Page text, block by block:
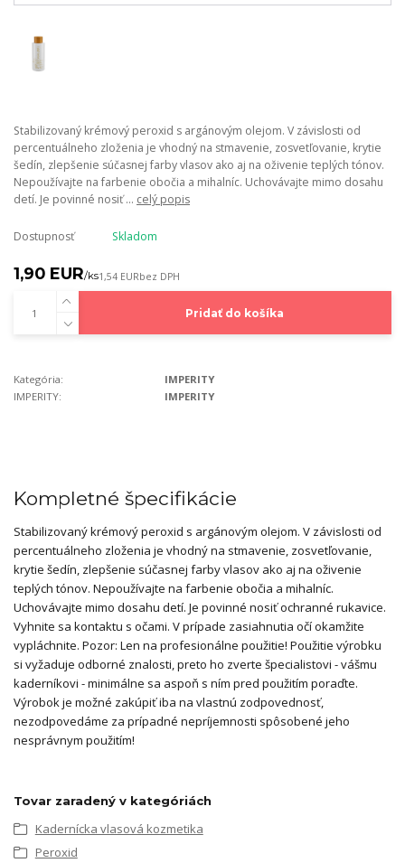
Stabilizovaný krémový peroxid s argánovým olejom. V závislosti od
percentuálneho zloženia je vhodný na stmavenie, zosvetľovanie, krytie
šedín, zlepšenie súčasnej farby vlasov ako aj na oživenie teplých tónov.
Nepoužívajte na farbenie obočia a mihalníc. Uchovávajte mimo dosahu
detí. Je povinné nosiť ... celý popis
Dostupnosť Skladom
1,90 EUR/ks1,54 EURbez DPH
Pridať do košíka
Kategória:
IMPERITY
IMPERITY:
IMPERITY
Kompletné špecifikácie
Stabilizovaný krémový peroxid s argánovým olejom. V závislosti od
percentuálneho zloženia je vhodný na stmavenie, zosvetľovanie,
krytie šedín, zlepšenie súčasnej farby vlasov ako aj na oživenie
teplých tónov. Nepoužívajte na farbenie obočia a mihalníc.
Uchovávajte mimo dosahu detí. Je povinné nosiť ochranné rukavice.
Vyhnite sa kontaktu s očami. V prípade zasiahnutia očí okamžite
vypláchnite. Pozor: Len na profesionálne použitie! Použitie výrobku
si vyžaduje odborné znalosti, preto ho zverte špecialistovi - vášmu
kaderníkovi - minimálne sa aspoň s ním pred použitím poraďte.
Výrobok je možné zakúpiť iba na vlastnú zodpovednosť,
nezodpovedáme za prípadné nepríjemnosti spôsobené jeho
nesprávnym použitím!
Tovar zaradený v kategóriách
Kadernícka vlasová kozmetika
Peroxid